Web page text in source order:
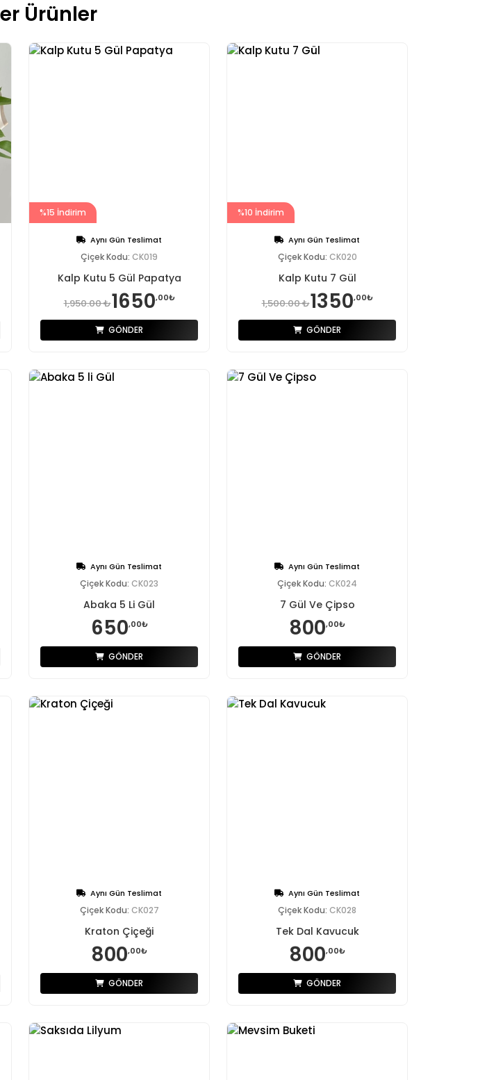
Ürünler
%15 İndirim
Aynı Gün Teslimat
Çiçek Kodu: CK019
Kalp Kutu 5 Gül Papatya
1,950.00 ₺1650,00₺
GÖNDER
%10 İndirim
Aynı Gün Teslimat
Çiçek Kodu: CK020
Kalp Kutu 7 Gül
1,500.00 ₺1350,00₺
GÖNDER
Aynı Gün Teslimat
Çiçek Kodu: CK023
Abaka 5 Li Gül
650,00₺
GÖNDER
Aynı Gün Teslimat
Çiçek Kodu: CK024
7 Gül Ve Çipso
800,00₺
GÖNDER
Aynı Gün Teslimat
Çiçek Kodu: CK027
Kraton Çiçeği
800,00₺
GÖNDER
Aynı Gün Teslimat
Çiçek Kodu: CK028
Tek Dal Kavucuk
800,00₺
GÖNDER